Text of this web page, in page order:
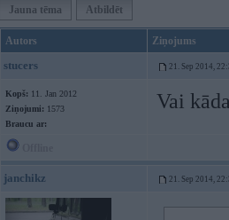
Jauna tēma Atbildēt
Autors Ziņojums
stucers 21. Sep 2014,
Kopš: 11. Jan 2012
Ziņojumi: 1573
Braucu ar:
Vai
janchikz 21. Sep 2014,